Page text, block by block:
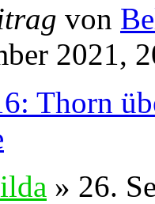
von
2021,
Thorn
» 26.